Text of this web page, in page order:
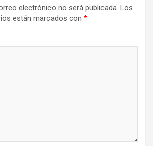
electrónico no será publicada. Los
están marcados con *